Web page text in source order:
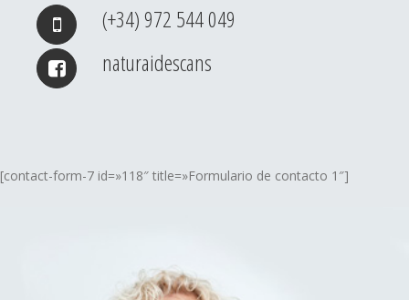
(+34) 972 544 049
naturaidescans
[contact-form-7 id=»118″ title=»Formulario de contacto 1″]